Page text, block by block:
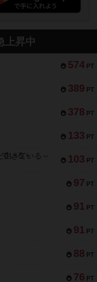
上昇中
574 PT
389 PT
378 PT
133 PT
103 PT
きている～
97 PT
91 PT
91 PT
88 PT
76 PT